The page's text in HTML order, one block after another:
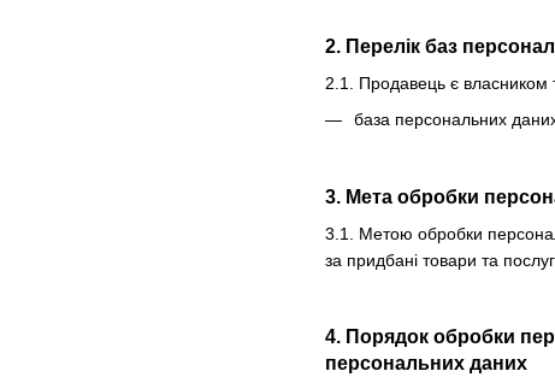
2. Перелік баз
2.1. Продавець є власником
база персональних даних
3. Мета обробки
3.1. Метою обробки
за придбані товари та
4. Порядок обробки
персональних даних